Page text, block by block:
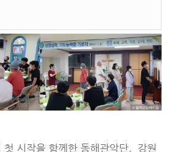
첫 시작을 함께한 동해관악단. 강원